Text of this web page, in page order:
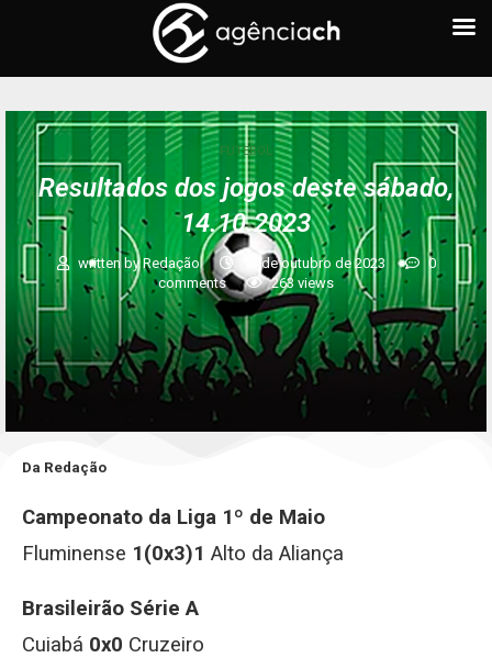
FUTEBOL
Resultados dos jogos deste sábado,
14.10.2023
written byRedação 14 de outubro de 2023
0
comments
263 views
Da Redação
Campeonato da Liga 1º de Maio
Fluminense 1(0x3)1 Alto da Aliança
Brasileirão Série A
Cuiabá 0x0 Cruzeiro